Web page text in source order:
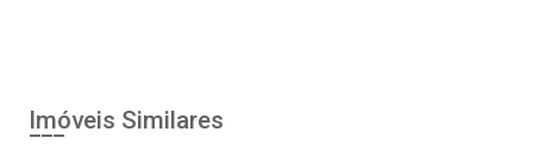
Imóveis Similares